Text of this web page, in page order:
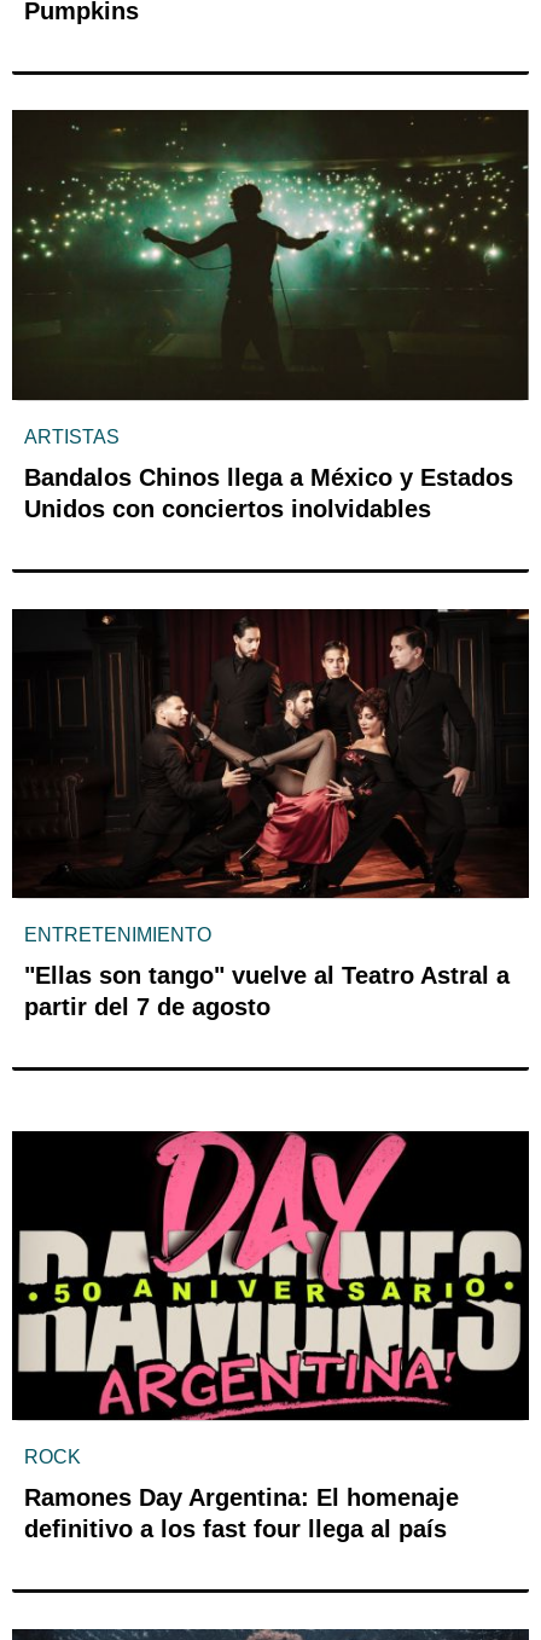
Pumpkins
ARTISTAS
Bandalos Chinos llega a México y Estados
Unidos con conciertos inolvidables
ENTRETENIMIENTO
"Ellas son tango" vuelve al Teatro Astral a
partir del 7 de agosto
ROCK
Ramones Day Argentina: El homenaje
definitivo a los fast four llega al país